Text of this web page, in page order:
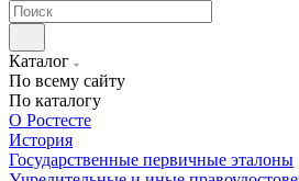
Каталог
По всему сайту
По каталогу
О Ростесте
История
Государственные первичные эталоны